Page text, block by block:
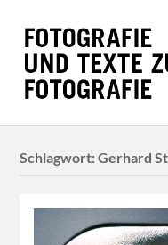
Schlagwort:Gerhard